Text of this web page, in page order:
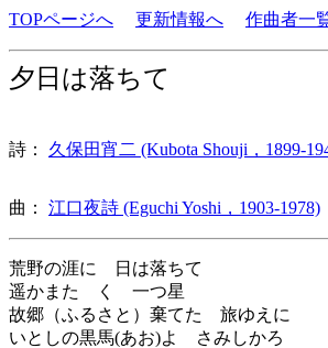
TOPページへ 更新情報へ 作曲者一
夕日は落ちて
詩： 久保田宵二 (Kubota Shouji，1899-
曲： 江口夜詩 (Eguchi Yoshi，1903-1978)
荒野の涯に 日は落ちて
遥かまたゝく 一つ星
故郷（ふるさと）棄てた 旅ゆえに
いとしの黒馬(あお)よ さみしかろ